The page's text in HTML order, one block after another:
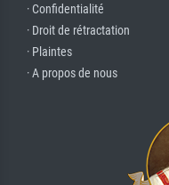
· Confidentialité
· Droit de rétractation
· Plaintes
· A propos de nous